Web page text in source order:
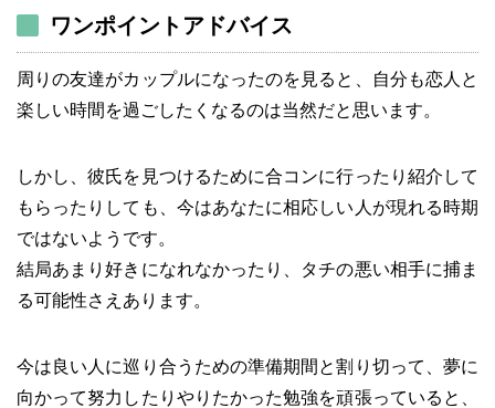
ワンポイントアドバイス
周りの友達がカップルになったのを見ると、自分も恋人と
楽しい時間を過ごしたくなるのは当然だと思います。
しかし、彼氏を見つけるために合コンに行ったり紹介して
もらったりしても、今はあなたに相応しい人が現れる時期
ではないようです。
結局あまり好きになれなかったり、タチの悪い相手に捕ま
る可能性さえあります。
今は良い人に巡り合うための準備期間と割り切って、夢に
向かって努力したりやりたかった勉強を頑張っていると、